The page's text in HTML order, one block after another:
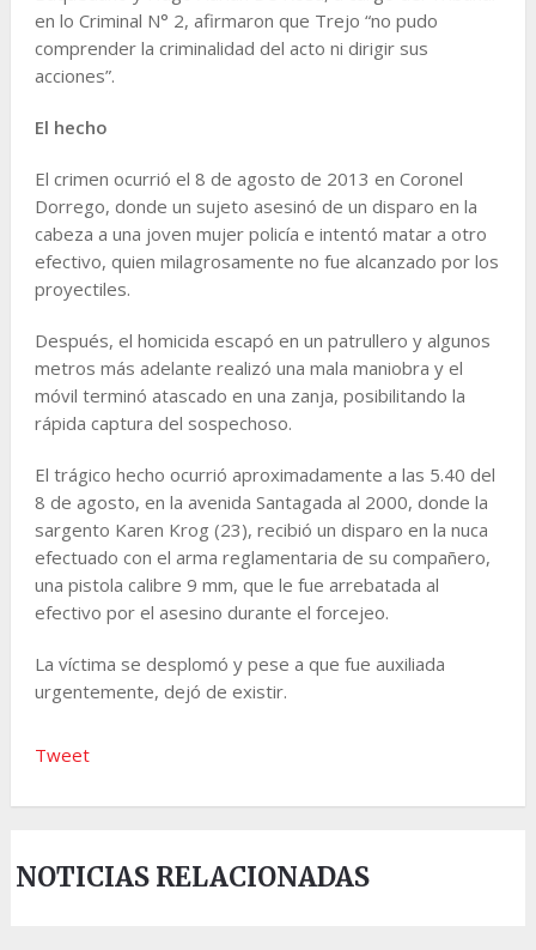
en lo Criminal N° 2, afirmaron que Trejo “no pudo
comprender la criminalidad del acto ni dirigir sus
acciones”.
El hecho
El crimen ocurrió el 8 de agosto de 2013 en Coronel
Dorrego, donde un sujeto asesinó de un disparo en la
cabeza a una joven mujer policía e intentó matar a otro
efectivo, quien milagrosamente no fue alcanzado por los
proyectiles.
Después, el homicida escapó en un patrullero y algunos
metros más adelante realizó una mala maniobra y el
móvil terminó atascado en una zanja, posibilitando la
rápida captura del sospechoso.
El trágico hecho ocurrió aproximadamente a las 5.40 del
8 de agosto, en la avenida Santagada al 2000, donde la
sargento Karen Krog (23), recibió un disparo en la nuca
efectuado con el arma reglamentaria de su compañero,
una pistola calibre 9 mm, que le fue arrebatada al
efectivo por el asesino durante el forcejeo.
La víctima se desplomó y pese a que fue auxiliada
urgentemente, dejó de existir.
Tweet
NOTICIAS RELACIONADAS